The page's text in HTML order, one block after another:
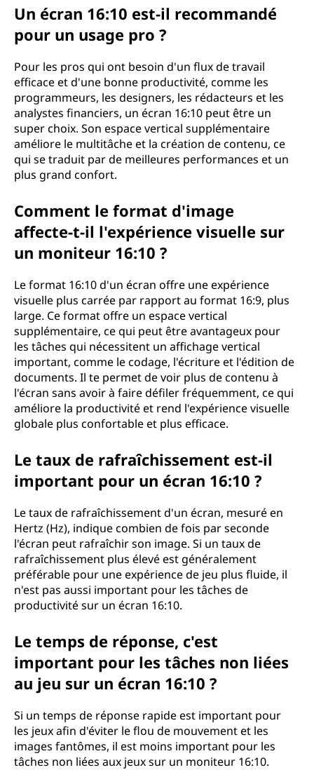
Un écran 16:10 est-il recommandé
pour un usage pro ?
Pour les pros qui ont besoin d'un flux de travail
efficace et d'une bonne productivité, comme les
programmeurs, les designers, les rédacteurs et les
analystes financiers, un écran 16:10 peut être un
super choix. Son espace vertical supplémentaire
améliore le multitâche et la création de contenu, ce
qui se traduit par de meilleures performances et un
plus grand confort.
Comment le format d'image
affecte-t-il l'expérience visuelle sur
un moniteur 16:10 ?
Le format 16:10 d'un écran offre une expérience
visuelle plus carrée par rapport au format 16:9, plus
large. Ce format offre un espace vertical
supplémentaire, ce qui peut être avantageux pour
les tâches qui nécessitent un affichage vertical
important, comme le codage, l'écriture et l'édition de
documents. Il te permet de voir plus de contenu à
l'écran sans avoir à faire défiler fréquemment, ce qui
améliore la productivité et rend l'expérience visuelle
globale plus confortable et plus efficace.
Le taux de rafraîchissement est-il
important pour un écran 16:10 ?
Le taux de rafraîchissement d'un écran, mesuré en
Hertz (Hz), indique combien de fois par seconde
l'écran peut rafraîchir son image. Si un taux de
rafraîchissement plus élevé est généralement
préférable pour une expérience de jeu plus fluide, il
n'est pas aussi important pour les tâches de
productivité sur un écran 16:10.
Le temps de réponse, c'est
important pour les tâches non liées
au jeu sur un écran 16:10 ?
Si un temps de réponse rapide est important pour
les jeux afin d'éviter le flou de mouvement et les
images fantômes, il est moins important pour les
tâches non liées aux jeux sur un moniteur 16:10.